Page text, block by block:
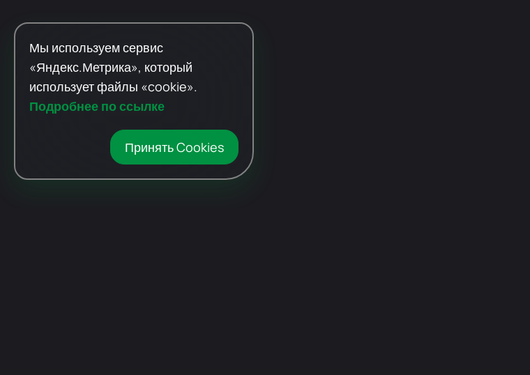
Мы используем сервис
«Яндекс.Метрика», который
использует файлы «cookie».
Подробнее по ссылке
Принять Cookies